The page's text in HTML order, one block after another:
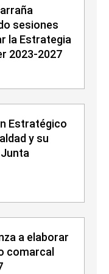
sesiones
la Estrategia
2023-2027
Estratégico
y su
a elaborar
comarcal